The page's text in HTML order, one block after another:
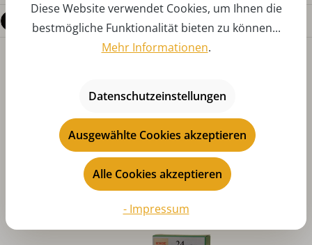
Fragen zum Produkt
Produktgalerie überspringen
Das könnte Ihnen auch gefallen
Diese Website verwendet Cookies, um Ihnen die
bestmögliche Funktionalität bieten zu können...
Mehr Informationen.
Datenschutzeinstellungen
Ausgewählte Cookies akzeptieren
Alle Cookies akzeptieren
- Impressum